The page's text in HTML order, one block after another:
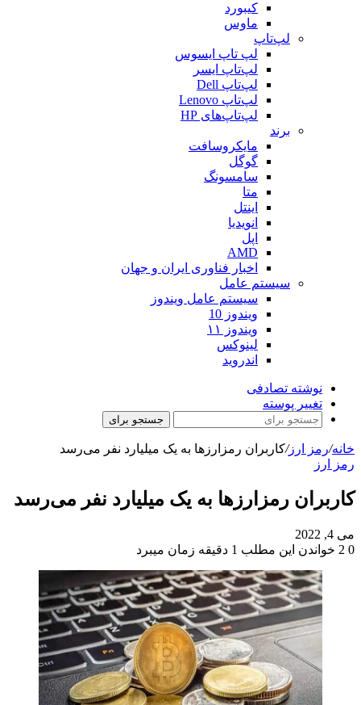
کیبورد
ماوس
لپ‌تاپ
لپ تاپ ایسوس
لپ‌تاپ ایسر
لپ‌تاپ Dell
لپ‌تاپ Lenovo
لپ‌تاپ‌های HP
برند
مایکروسافت
گوگل
سامسونگ
متا
اینتل
انویدیا
اپل
AMD
اخبار فناوری ایران و جهان
سیستم عامل
سیستم عامل ویندوز
ویندوز 10
ویندوز ۱۱
لینوکس
اندروید
نوشته تصادفی
تغییر پوسته
جستجو برای
خانه/رمز ارز/کاربران رمزارزها به یک میلیارد نفر می‌رسد
رمز ارز
کاربران رمزارزها به یک میلیارد نفر می‌رسد
می 4, 2022
0
خواندن این مطلب 1 دقیقه زمان میبرد